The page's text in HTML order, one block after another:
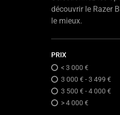
découvrir le Razer
le mieux.
PRIX
< 3 000 €
3 000 € - 3 499 €
3 500 € - 4 000 €
> 4 000 €